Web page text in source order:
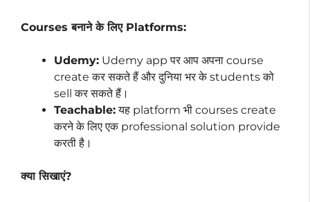
Courses बनाने के लिए Platforms:
Udemy: Udemy app पर आप अपना course
create कर सकते हैं और दुनिया भर के students को
sell कर सकते हैं।
Teachable:यह platform भी courses create
करने के लिए एक professional solution provide
करती है।
क्या सिखाएं?